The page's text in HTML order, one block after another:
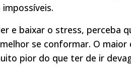
e baixar o stress, perceba
se conformar. O
pior do que ter de ir